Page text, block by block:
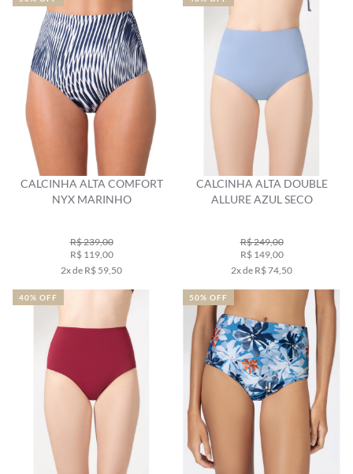
CALCINHA ALTA COMFORT
NYX MARINHO
R$ 239,00
R$ 119,00
2x de R$ 59,50
CALCINHA ALTA DOUBLE
ALLURE AZUL SECO
R$ 249,00
R$ 149,00
2x de R$ 74,50
40% OFF 50% OFF